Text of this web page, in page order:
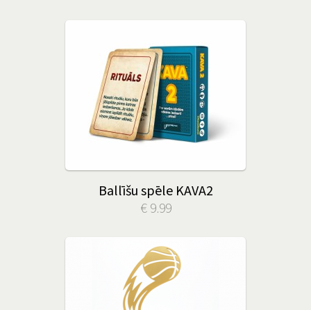
Ballīšu spēle KAVA2
€ 9.99